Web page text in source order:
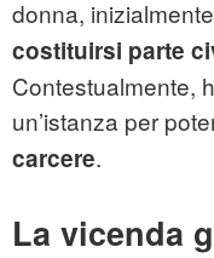
donna,
costituirsi parte
Contestualmente,
un’istanza per
carcere.
La vicenda